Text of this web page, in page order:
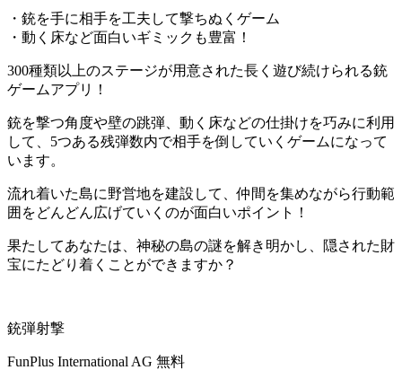
・銃を手に相手を工夫して撃ちぬくゲーム
・動く床など面白いギミックも豊富！
300種類以上のステージが用意された長く遊び続けられる銃
ゲームアプリ！
銃を撃つ角度や壁の跳弾、動く床などの仕掛けを巧みに利用
して、5つある残弾数内で相手を倒していく ゲームになって
います。
流れ着いた島に野営地を建設して、仲間を集めながら行動範
囲をどんどん広げていく のが面白いポイント！
果たしてあなたは、神秘の島の謎を解き明かし、隠された財
宝にたどり着くことができますか？
銃弾射撃
FunPlus International AG 無料